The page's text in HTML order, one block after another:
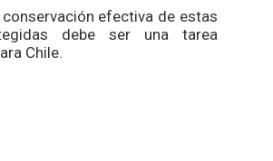
efectiva de estas
debe ser una tarea
Chile.